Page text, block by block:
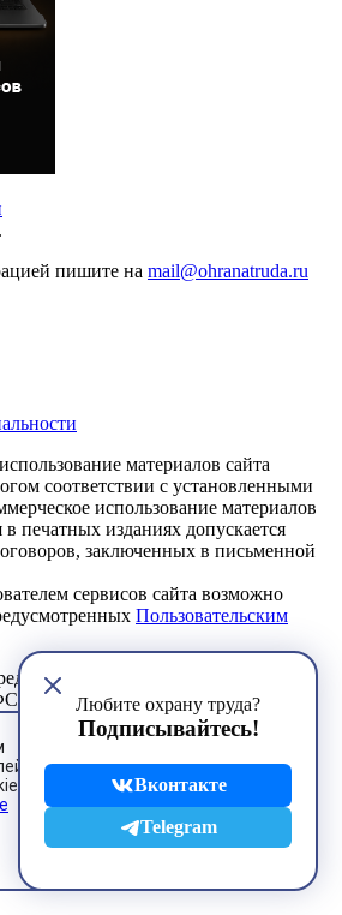
Любите охрану труда?
Подписывайтесь!
Вконтакте
Telegram
пишите на mail@ohranatruda.ru
материалов сайта
соответствии с установленными
использование материалов
печатных изданиях допускается
заключенных в письменной
сервисов сайта возможно
Пользовательским
массовой информации
77 - 85134 от 27.04.2023 г.